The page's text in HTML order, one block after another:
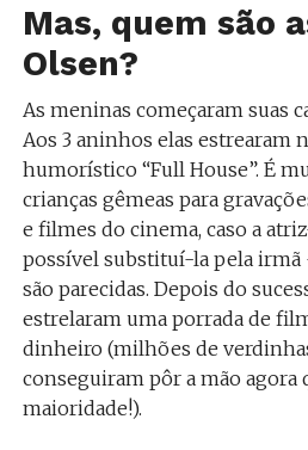
Mas, quem são
Olsen?
As meninas começaram suas
Aos 3 aninhos elas estrearam
humorístico “Full House”. É
crianças gêmeas para
e filmes do cinema, caso a
possível substituí-la pela irmã
são parecidas. Depois do
estrelaram uma porrada de
dinheiro (milhões de
conseguiram pôr a mão agora
maioridade!).